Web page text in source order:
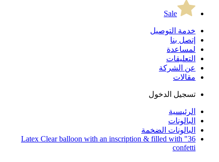
Sale
خدمة التوصيل
إتصل بنا
لمساعدة
التعليقات
عن الشركة
مقالات
تسجيل الدخول
الرئيسية
البالونات
البالونات الضخمة
36" Latex Clear balloon with an inscription & filled with
confetti